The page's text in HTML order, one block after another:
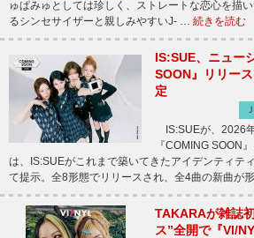
ゅぱみゅとしては珍しく、ストレートな恋心を描
るシンセサイザーと親しみやすいJ- … 続きを読む
IS:SUE、ニュー
SOON』リリー
定
IS:SUEが、2026
『COMING
は、IS:SUEがこれまで築いてきたアイデンティテ
て提示。全8形態でリリースされ、全4曲の新曲が
TAKARAが雑誌
ス”全開で『VI/